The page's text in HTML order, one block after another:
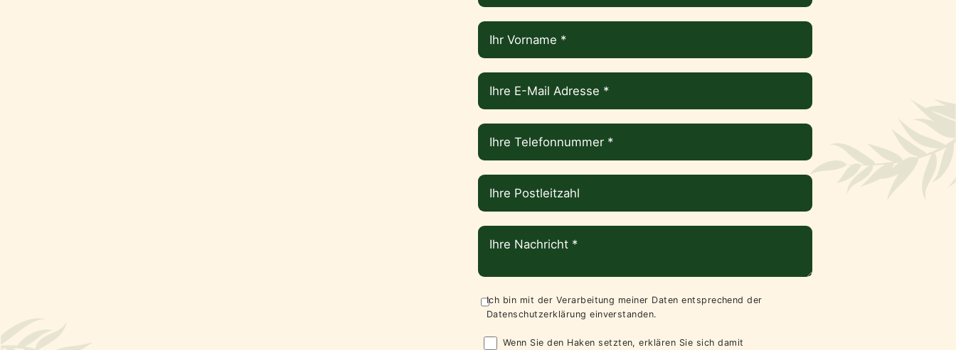
Ich bin mit der Verarbeitung meiner Daten entsprechend der
Datenschutzerklärung einverstanden.
Wenn Sie den Haken setzten, erklären Sie sich damit